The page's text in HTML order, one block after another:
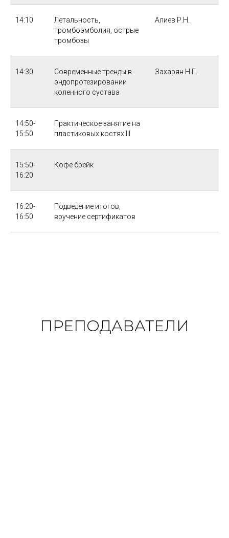
14:10
Летальность,
тромбоэмболия, острые
тромбозы
Алиев Р.Н.
14:30
Современные тренды в
эндопротезировании
коленного сустава
Захарян Н.Г.
14:50-
15:50
Практическое занятие на
пластиковых костях III
15:50-
16:20
Кофе брейк
16:20-
16:50
Подведение итогов,
вручение сертификатов
ПРЕПОДАВАТЕЛИ